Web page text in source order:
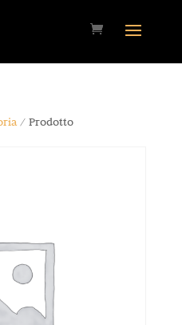
/ Prodotto